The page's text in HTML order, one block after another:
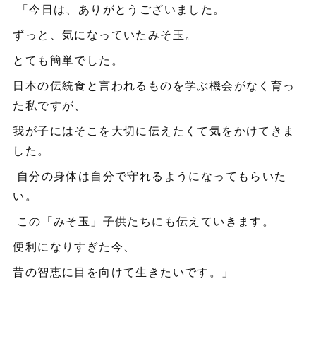
「今日は、ありがとうございました。
ずっと、気になっていたみそ玉。
とても簡単でした。
日本の伝統食と言われるものを学ぶ機会がなく育っ
た私ですが、
我が子にはそこを大切に伝えたくて気をかけてきま
した。
自分の身体は自分で守れるようになってもらいた
い。
この「みそ玉」子供たちにも伝えていきます。
便利になりすぎた今、
昔の智恵に目を向けて生きたいです。」